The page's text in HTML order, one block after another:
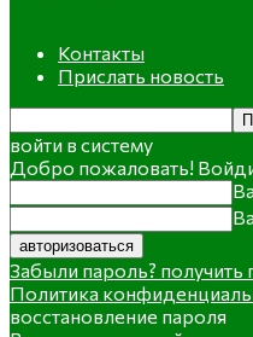
Контакты
Прислать новость
войти в систему
Добро пожаловать!
Забыли пароль?
Политика
восстановление пароля